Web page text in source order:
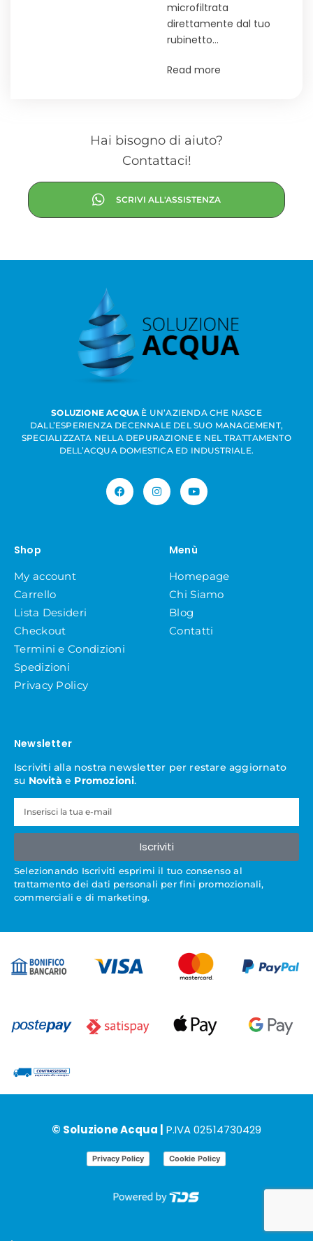
microfiltrata
direttamente dal tuo
rubinetto…
Read more
Hai bisogno di aiuto?
Contattaci!
SCRIVI ALL'ASSISTENZA
SOLUZIONE ACQUA È UN’AZIENDA CHE NASCE
DALL’ESPERIENZA DECENNALE DEL SUO MANAGEMENT,
SPECIALIZZATA NELLA DEPURAZIONE E NEL TRATTAMENTO
DELL’ACQUA DOMESTICA ED INDUSTRIALE.
Shop
My account
Carrello
Lista Desideri
Checkout
Termini e Condizioni
Spedizioni
Privacy Policy
Menù
Homepage
Chi Siamo
Blog
Contatti
Newsletter
Iscriviti alla nostra newsletter per restare aggiornato
su Novità e Promozioni.
Iscriviti
Selezionando Iscriviti esprimi il tuo consenso al
trattamento dei dati personali per fini promozionali,
commerciali e di marketing.
© Soluzione Acqua | P.IVA 02514730429
Privacy Policy Cookie Policy